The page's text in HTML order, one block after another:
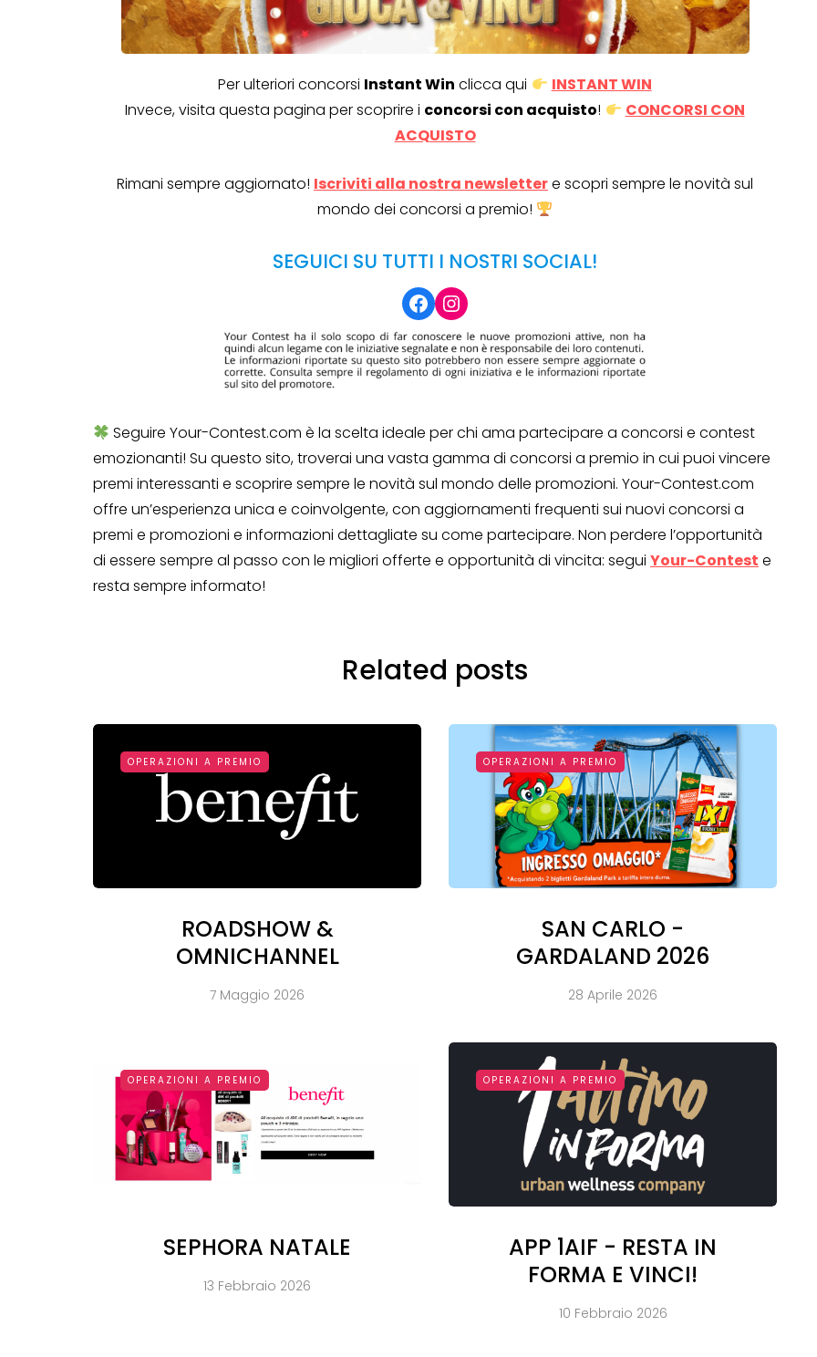
Per ulteriori concorsi Instant Win clicca qui
INSTANT WIN
Invece, visita questa pagina per scoprire i concorsi con acquisto!
CONCORSI CON
ACQUISTO
Rimani sempre aggiornato! Iscriviti alla nostra newslettere scopri sempre le novità sul
mondo dei concorsi a premio!
SEGUICI SU TUTTI I NOSTRI SOCIAL!
Facebook
Instagram
Seguire Your-Contest.com è la scelta ideale per chi ama partecipare a concorsi e contest
emozionanti! Su questo sito, troverai una vasta gamma di concorsi a premio in cui puoi vincere
premi interessanti e scoprire sempre le novità sul mondo delle promozioni. Your-Contest.com
offre un’esperienza unica e coinvolgente, con aggiornamenti frequenti sui nuovi concorsi a
premi e promozioni e informazioni dettagliate su come partecipare. Non perdere l’opportunità
di essere sempre al passo con le migliori offerte e opportunità di vincita: segui Your-Contest e
resta sempre informato!
Related posts
OPERAZIONI A PREMIO
ROADSHOW &
OMNICHANNEL
7 Maggio 2026
OPERAZIONI A PREMIO
SAN CARLO -
GARDALAND 2026
28 Aprile 2026
OPERAZIONI A PREMIO
SEPHORA NATALE
13 Febbraio 2026
OPERAZIONI A PREMIO
APP 1AIF - RESTA IN
FORMA E VINCI!
10 Febbraio 2026